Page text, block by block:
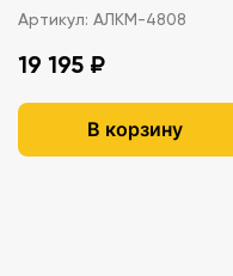
Артикул: АЛКМ-4808
19 195 ₽
В корзину